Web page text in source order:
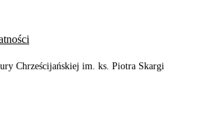
Chrześcijańskiej im. ks. Piotra Skargi